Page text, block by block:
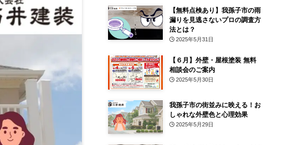
【無料点検あり】我孫子市の雨
漏りを見逃さないプロの調査方
法とは？
2025年5月31日
【６月】外壁・屋根塗装 無料
相談会のご案内
2025年5月30日
我孫子市の街並みに映える！お
しゃれな外壁色と心理効果
2025年5月29日